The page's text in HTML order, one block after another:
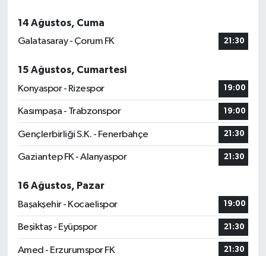
14 Ağustos, Cuma
Galatasaray - Çorum FK
21:30
15 Ağustos, Cumartesi
Konyaspor - Rizespor
19:00
Kasımpaşa - Trabzonspor 19:00
Gençlerbirliği S.K. - Fenerbahçe 21:30
Gaziantep FK - Alanyaspor 21:30
16 Ağustos, Pazar
Başakşehir - Kocaelispor
19:00
Beşiktaş - Eyüpspor 21:30
Amed - Erzurumspor FK 21:30